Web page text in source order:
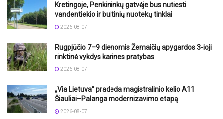
Kretingoje, Penkininkų gatvėje bus nutiesti
vandentiekio ir buitinių nuotekų tinklai
2026-08-07
Rugpjūčio 7–9 dienomis Žemaičių apygardos 3-ioji
rinktinė vykdys karines pratybas
2026-08-07
„Via Lietuva“ pradeda magistralinio kelio A11
Šiauliai–Palanga modernizavimo etapą
2026-08-07